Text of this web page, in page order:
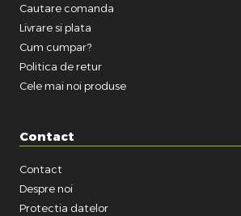
Cautare comanda
Livrare si plata
Cum cumpar?
Politica de retur
Cele mai noi produse
Contact
Contact
Despre noi
Protectia datelor